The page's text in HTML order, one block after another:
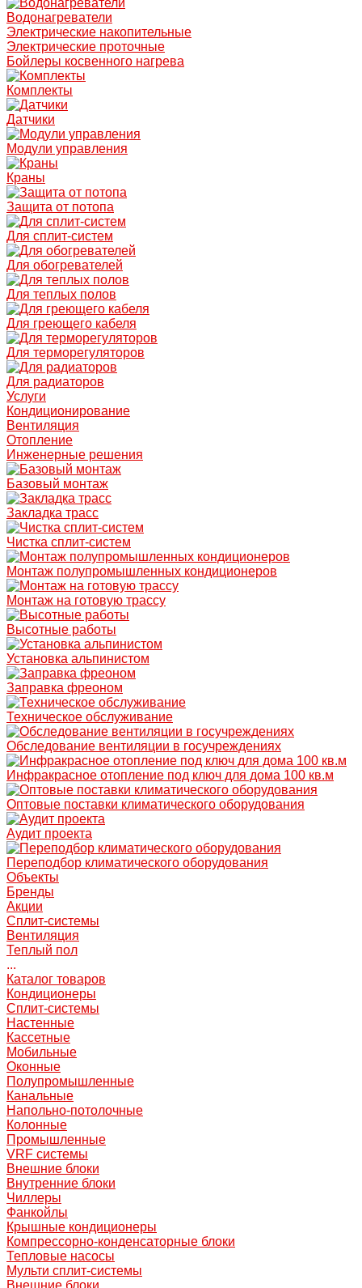
Водонагреватели
Электрические накопительные
Электрические проточные
Бойлеры косвенного нагрева
Комплекты
Датчики
Модули управления
Краны
Защита от потопа
Для сплит-систем
Для обогревателей
Для теплых полов
Для греющего кабеля
Для терморегуляторов
Для радиаторов
Услуги
Кондиционирование
Вентиляция
Отопление
Инженерные решения
Базовый монтаж
Закладка трасс
Чистка сплит-систем
Монтаж полупромышленных кондиционеров
Монтаж на готовую трассу
Высотные работы
Установка альпинистом
Заправка фреоном
Техническое обслуживание
Обследование вентиляции в госучреждениях
Инфракрасное отопление под ключ для дома 100 кв.м
Оптовые поставки климатического оборудования
Аудит проекта
Переподбор климатического оборудования
Объекты
Бренды
Акции
Сплит-системы
Вентиляция
Теплый пол
...
Каталог товаров
Кондиционеры
Сплит-системы
Настенные
Кассетные
Мобильные
Оконные
Полупромышленные
Канальные
Напольно-потолочные
Колонные
Промышленные
VRF системы
Внешние блоки
Внутренние блоки
Чиллеры
Фанкойлы
Крышные кондиционеры
Компрессорно-конденсаторные блоки
Тепловые насосы
Мульти сплит-системы
Внешние блоки